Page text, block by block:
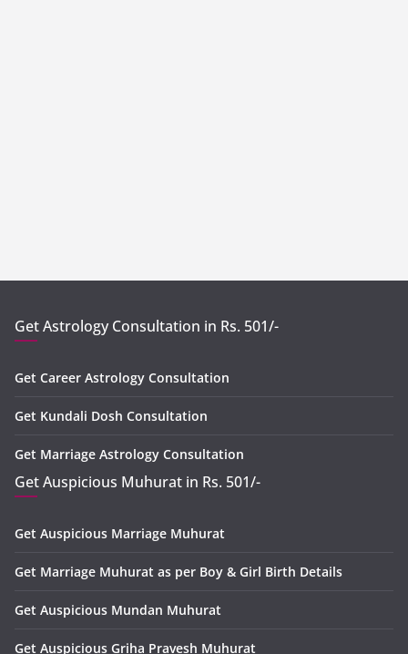
Get Astrology Consultation in Rs. 501/-
Get Career Astrology Consultation
Get Kundali Dosh Consultation
Get Marriage Astrology Consultation
Get Auspicious Muhurat in Rs. 501/-
Get Auspicious Marriage Muhurat
Get Marriage Muhurat as per Boy & Girl Birth Details
Get Auspicious Mundan Muhurat
Get Auspicious Griha Pravesh Muhurat